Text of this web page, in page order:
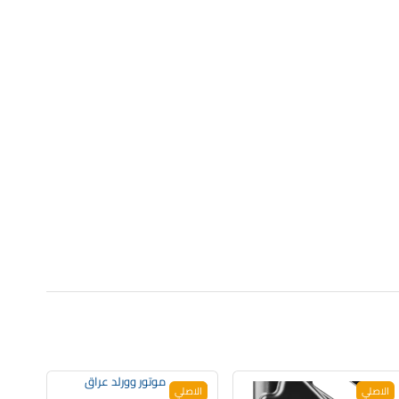
الاصلي الاصلي